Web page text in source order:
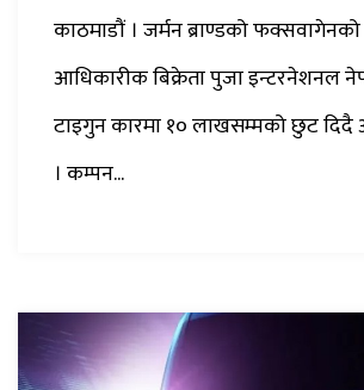
काठमाडौं । जर्मन ब्राण्डको फक्सवागेनको
आधिकारीक बिक्रेता पुजा इन्टरनेशनल
टाइगुन कारमा १० लाखसम्मको छुट
। कम्पन...